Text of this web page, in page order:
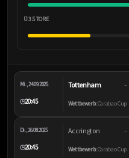
Ü 3.5 TORE
Mi., 24.09.2025
🕒20:45
Tottenham –
Wettbewerb:Carabao Cup
Di., 26.08.2025
🕒20:45
Accrington –
Wettbewerb:Carabao Cup